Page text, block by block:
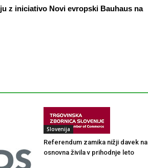
z iniciativo Novi evropski Bauhaus na
Slovenija
Referendum zamika nižji davek na
osnovna živila v prihodnje leto